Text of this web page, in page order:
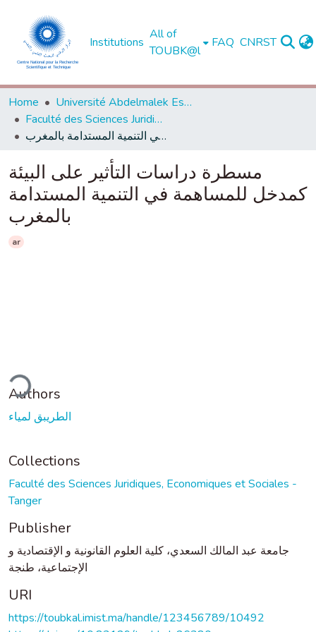
Institutions
All of
TOUBK@l
FAQ CNRST
Home
Université Abdelmalek Essaadi - Tétouan
Faculté des Sciences Juridiques, Economiques et Sociales - Tanger
مسطرة دراسات التأثير على البيئة كمدخل للمساهمة في التنمية المستدامة بالمغرب
مسطرة دراسات التأثير على البيئة
كمدخل للمساهمة في التنمية المستدامة
بالمغرب
ar
Authors
الطريبق لمياء
Collections
Faculté des Sciences Juridiques, Economiques et Sociales -
Tanger
Publisher
جامعة عبد المالك السعدي، كلية العلوم القانونية و الإقتصادية و
الإجتماعية، طنجة
URI
https://toubkal.imist.ma/handle/123456789/10492